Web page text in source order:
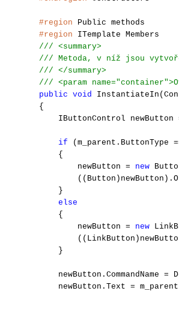
#region Public methods
#region ITemplate Members
/// <summary>
/// Metoda, v níž jsou
/// </summary>
/// <param
public void
        {
IButtonControl
if (m_parent.ButtonType
            {
                newButton =
new
            }
else
            {
                newButton =
new
            }
newButton.CommandName =
newButton.Text =